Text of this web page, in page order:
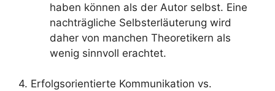
haben können als der Autor selbst. Eine
nachträgliche Selbsterläuterung wird
daher von manchen Theoretikern als
wenig sinnvoll erachtet.
4. Erfolgsorientierte Kommunikation vs.